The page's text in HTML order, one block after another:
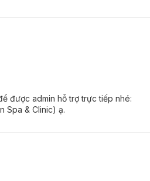
da
yếu, da ngày càng đỏ, rát. Song
điều trị kịp thời và nhanh chóng.
trội cho da:
được admin hỗ trợ trực tiếp nhé:
Spa & Clinic) ạ.